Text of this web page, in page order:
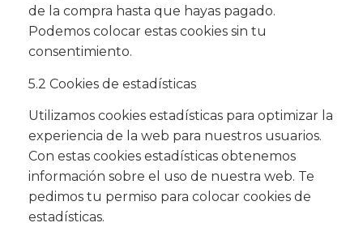
de la compra hasta que hayas pagado.
Podemos colocar estas cookies sin tu
consentimiento.
5.2 Cookies de estadísticas
Utilizamos cookies estadísticas para optimizar la
experiencia de la web para nuestros usuarios.
Con estas cookies estadísticas obtenemos
información sobre el uso de nuestra web. Te
pedimos tu permiso para colocar cookies de
estadísticas.